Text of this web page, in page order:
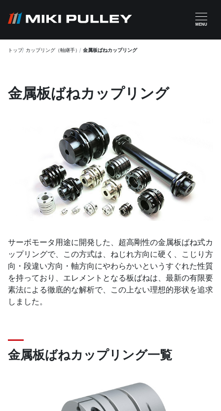
MENU
トップ カップリング（軸継手） 金属板ばねカップリング
金属板ばねカップリング
サーボモータ用途に開発した、超高剛性の金属板ばね式カ
ップリングで、この方式は、ねじれ方向に硬く、こじり方
向・段違い方向・軸方向にやわらかいというすぐれた性質
を持っており、エレメントとなる板ばねは、最新の有限要
素法による徹底的な解析で、この上ない理想的形状を追求
しました。
金属板ばねカップリング一覧